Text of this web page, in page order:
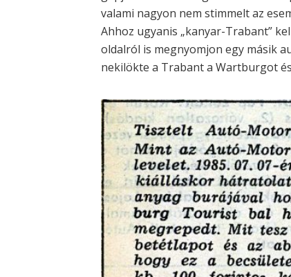
valami nagyon nem stimmelt az
Ahhoz ugyanis „kanyar-Trabant”
oldalról is megnyomjon egy másik
nekilökte a Trabant a Wartburgot